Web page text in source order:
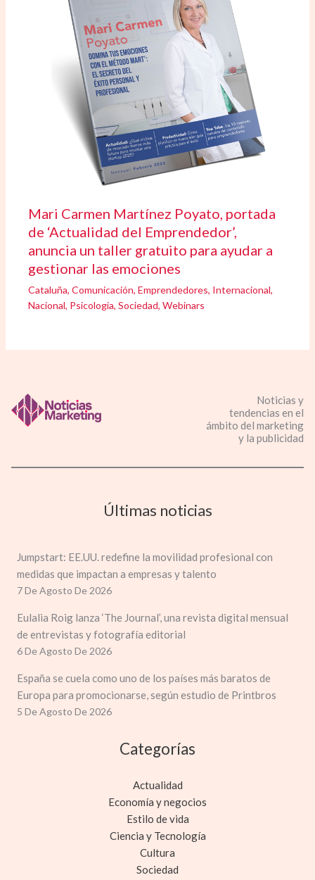
Mari Carmen Martínez Poyato, portada
de ‘Actualidad del Emprendedor’,
anuncia un taller gratuito para ayudar a
gestionar las emociones
Cataluña,Comunicación,Emprendedores, Internacional,
Nacional, Psicología,Sociedad,Webinars
Noticias y
tendencias en el
ámbito del marketing
y la publicidad
Últimas noticias
Jumpstart: EE.UU. redefine la movilidad profesional con
medidas que impactan a empresas y talento
7 De Agosto De 2026
Eulalia Roig lanza ‘The Journal’, una revista digital mensual
de entrevistas y fotografía editorial
6 De Agosto De 2026
España se cuela como uno de los países más baratos de
Europa para promocionarse, según estudio de Printbros
5 De Agosto De 2026
Categorías
Actualidad
Economía y negocios
Estilo de vida
Ciencia y Tecnología
Cultura
Sociedad